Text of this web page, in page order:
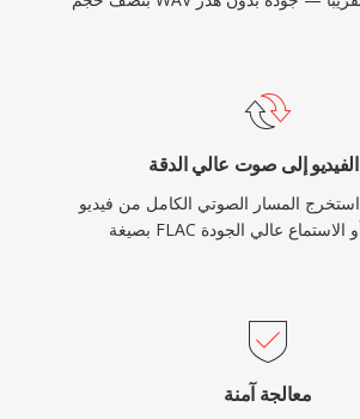
إلى صوت عالي الدقة
استخرج المسار الصوتي الكامل من فيديو M2TS وخزّنه
معالجة آمنة